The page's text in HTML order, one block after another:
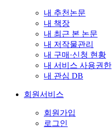
내 추천논문
내 책장
내 최근 본 논문
내 저작물관리
내 구매·신청 현황
내 서비스 사용권한
내 관심 DB
회원서비스
회원가입
로그인